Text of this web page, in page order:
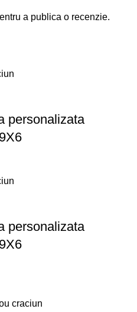
a publica o recenzie.
personalizata
personalizata